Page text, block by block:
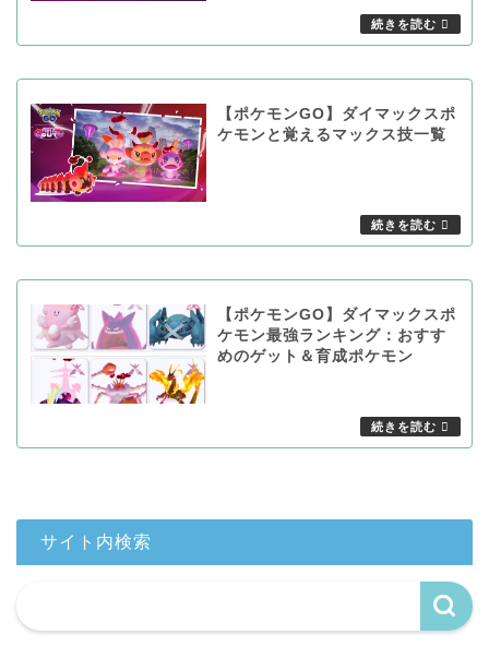
【ポケモンGO】ダイマックスポ
ケモンと覚えるマックス技一覧
【ポケモンGO】ダイマックスポ
ケモン最強ランキング：おすす
めのゲット＆育成ポケモン
サイト内検索